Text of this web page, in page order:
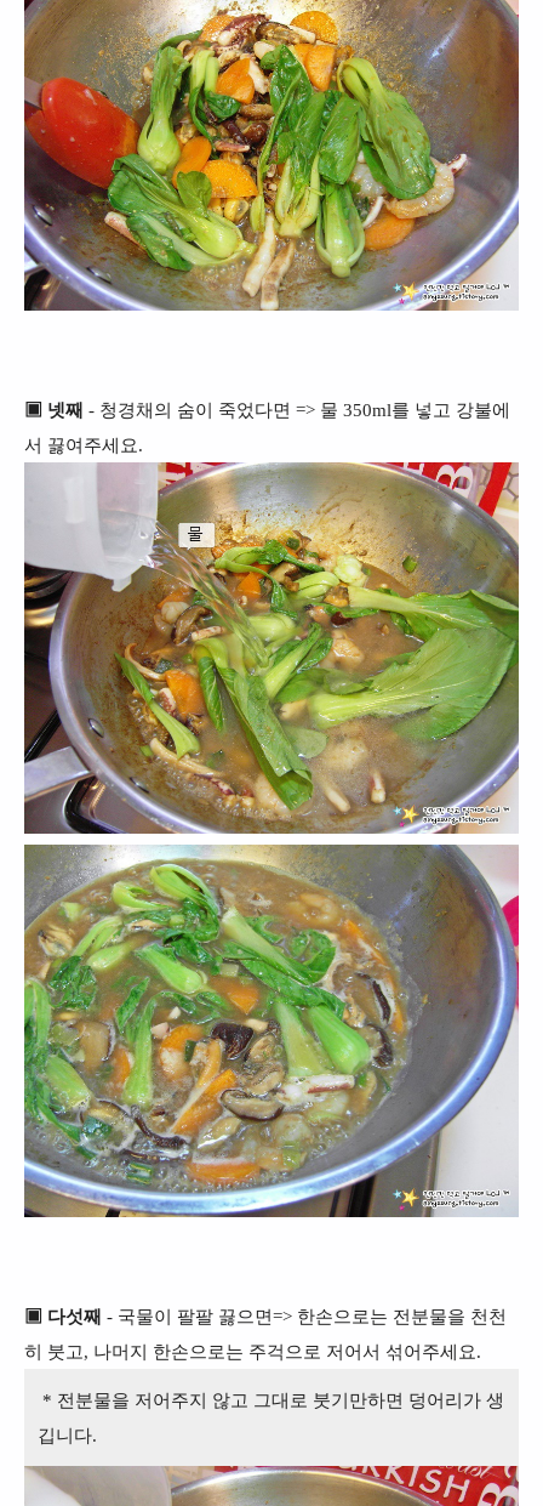
▣ 넷째 - 청경채의 숨이 죽었다면 => 물 350ml를 넣고 강불에
서 끓여주세요.
▣ 다섯째 - 국물이 팔팔 끓으면=> 한손으로는 전분물을 천천
히 붓고, 나머지 한손으로는 주걱으로 저어서 섞어주세요.
* 전분물을 저어주지 않고 그대로 붓기만하면 덩어리가 생
깁니다.